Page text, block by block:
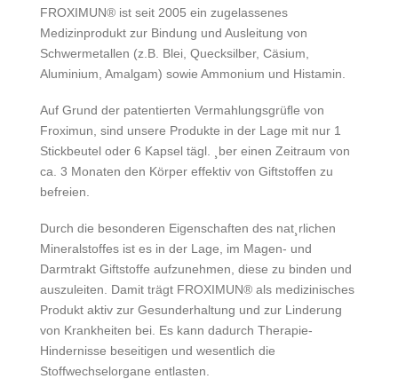
FROXIMUN® ist seit 2005 ein zugelassenes
Medizinprodukt zur Bindung und Ausleitung von
Schwermetallen (z.B. Blei, Quecksilber, Cäsium,
Aluminium, Amalgam) sowie Ammonium und Histamin.
Auf Grund der patentierten Vermahlungsgrüﬂe von
Froximun, sind unsere Produkte in der Lage mit nur 1
Stickbeutel oder 6 Kapsel tägl. ¸ber einen Zeitraum von
ca. 3 Monaten den Körper effektiv von Giftstoffen zu
befreien.
Durch die besonderen Eigenschaften des nat¸rlichen
Mineralstoffes ist es in der Lage, im Magen- und
Darmtrakt Giftstoffe aufzunehmen, diese zu binden und
auszuleiten. Damit trägt FROXIMUN® als medizinisches
Produkt aktiv zur Gesunderhaltung und zur Linderung
von Krankheiten bei. Es kann dadurch Therapie-
Hindernisse beseitigen und wesentlich die
Stoffwechselorgane entlasten.